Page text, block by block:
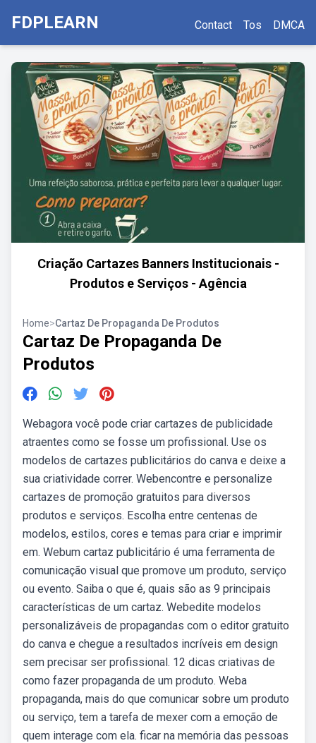
FDPLEARN Contact Tos DMCA
Criação Cartazes Banners Institucionais -
Produtos e Serviços - Agência
Home>Cartaz De Propaganda De Produtos
Cartaz De Propaganda De
Produtos
Webagora você pode criar cartazes de publicidade
atraentes como se fosse um profissional. Use os
modelos de cartazes publicitários do canva e deixe a
sua criatividade correr. Webencontre e personalize
cartazes de promoção gratuitos para diversos
produtos e serviços. Escolha entre centenas de
modelos, estilos, cores e temas para criar e imprimir
em. Webum cartaz publicitário é uma ferramenta de
comunicação visual que promove um produto, serviço
ou evento. Saiba o que é, quais são as 9 principais
características de um cartaz. Webedite modelos
personalizáveis de propagandas com o editor gratuito
do canva e chegue a resultados incríveis em design
sem precisar ser profissional. 12 dicas criativas de
como fazer propaganda de um produto. Weba
propaganda, mais do que comunicar sobre um produto
ou serviço, tem a tarefa de mexer com a emoção de
quem interage com ela. ficar na memória das pessoas